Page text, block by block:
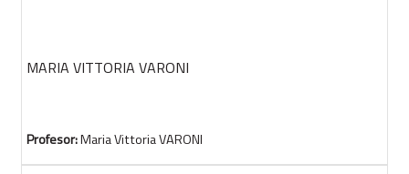
MARIA VITTORIA VARONI
Profesor:Maria Vittoria VARONI